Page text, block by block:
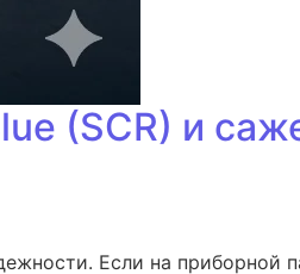
(SCR) и
Если на приборной